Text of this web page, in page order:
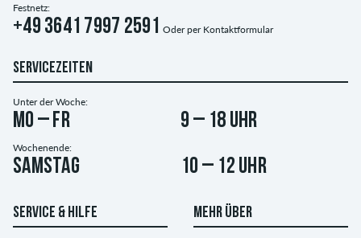
Festnetz:
+49 3641 7997 2591 Oder per Kontaktformular
SERVICEZEITEN
Unter der Woche:
Mo – Fr 9 – 18 Uhr
Wochenende:
Samstag 10 – 12 Uhr
SERVICE & HILFE MEHR ÜBER